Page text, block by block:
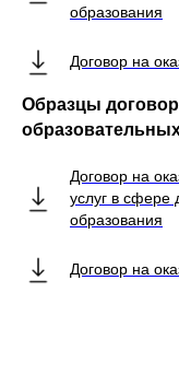
образования
Договор на
Образцы
Договор на
услуг в сфере
образования
Договор на